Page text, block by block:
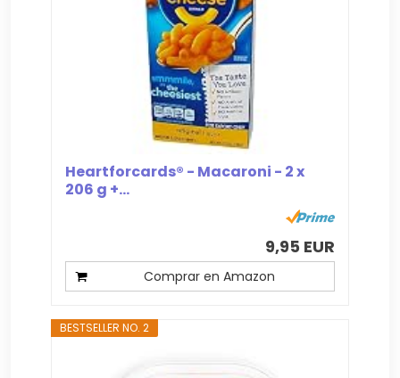
Heartforcards® - Macaroni - 2 x
206 g +...
9,95 EUR
Comprar en Amazon
BESTSELLER NO. 2